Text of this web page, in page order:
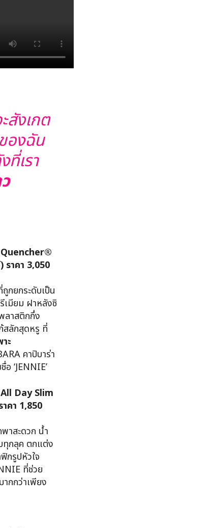
สังเกต
องฉัน
เรา
าคา 3,050
กยกระดับเป็น
เมียม ฝาหลังซิ
ลาสติกกึ่ง
สลักสุดหรู ที่
ะ
คาปิบาร่า
‘JENNIE’
Day Slim
คา 1,850
าสะดวก น้ำ
ทุกลุค ตกแต่ง
กรูปหัวใจ
ที่ช่วย
ากกว่าเพียง